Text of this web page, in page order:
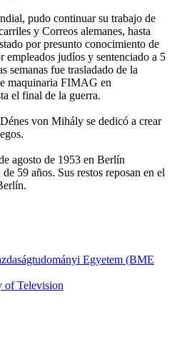
pudo continuar su trabajo de
y Correos alemanes, hasta
por presunto conocimiento de
empleados judíos y sentenciado a 5
semanas fue trasladado de la
maquinaria FIMAG en
el final de la guerra.
von Mihály se dedicó a crear
agosto de 1953 en Berlín
59 años. Sus restos reposan en el
Egyetem (BME
of Television